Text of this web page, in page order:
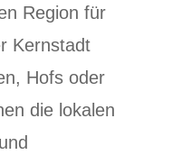
Region für
Kernstadt
Hofs oder
die lokalen